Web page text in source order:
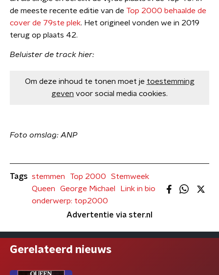
de meeste recente editie van de Top 2000 behaalde de
cover de 79ste plek. Het origineel vonden we in 2019
terug op plaats 42.
Beluister de track hier:
Om deze inhoud te tonen moet je toestemming
geven voor social media cookies.
Foto omslag: ANP
Tags stemmen Top 2000
Stemweek
Queen
George Michael
Link in bio
onderwerp: top2000
Advertentie via ster.nl
Gerelateerd nieuws